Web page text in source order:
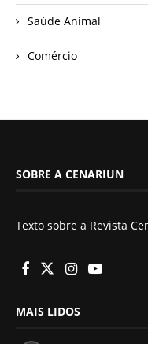
Saúde Animal
Comércio
SOBRE A CENARIUN
Texto sobre a Revista
MAIS LIDOS